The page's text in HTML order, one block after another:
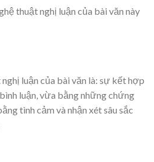
thuật nghị luận của bài văn này
luận của bài văn là: sự kết hợp
luận, vừa bằng những chứng
tình cảm và nhận xét sâu sắc